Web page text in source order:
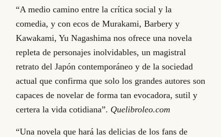
“A medio camino entre la crítica social y la
comedia, y con ecos de Murakami, Barbery y
Kawakami, Yu Nagashima nos ofrece una novela
repleta de personajes inolvidables, un magistral
retrato del Japón contemporáneo y de la sociedad
actual que confirma que solo los grandes autores son
capaces de novelar de forma tan evocadora, sutil y
certera la vida cotidiana”. Quelibroleo.com
“Una novela que hará las delicias de los fans de